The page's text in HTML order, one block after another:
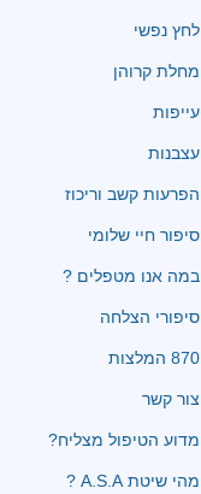
לחץ נפשי
מחלת קרוהן
עייפות
עצבנות
הפרעות קשב וריכוז
סיפור חיי שלומי
במה אנו מטפלים ?
סיפורי הצלחה
870 המלצות
צור קשר
מדוע הטיפול מצליח?
מהי שיטת A.S.A ?